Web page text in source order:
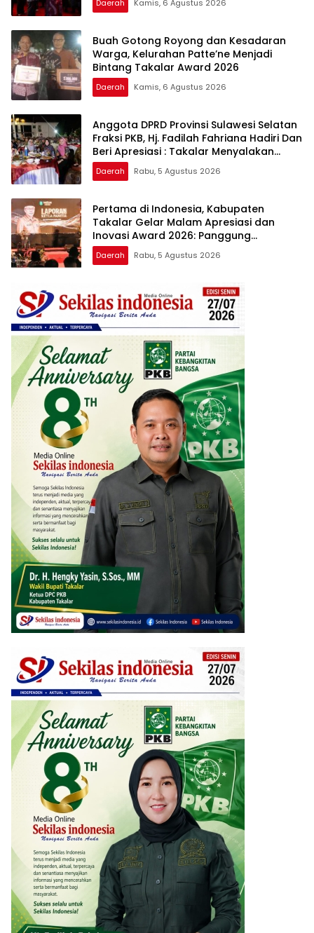
Daerah Kamis, 6 Agustus 2026
Buah Gotong Royong dan Kesadaran
Warga, Kelurahan Patte’ne Menjadi
Bintang Takalar Award 2026
Daerah Kamis, 6 Agustus 2026
Anggota DPRD Provinsi Sulawesi Selatan
Fraksi PKB, Hj. Fadilah Fahriana Hadiri Dan
Beri Apresiasi : Takalar Menyalakan
Lentera Pengabdian Melalui Malam
Apresiasi dan Inovasi Award 2026
Daerah Rabu, 5 Agustus 2026
Pertama di Indonesia, Kabupaten
Takalar Gelar Malam Apresiasi dan
Inovasi Award 2026: Panggung
Penghargaan bagi Pelayan Publik
Berprestasi
Daerah Rabu, 5 Agustus 2026